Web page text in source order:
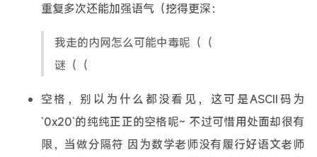
重复多次还能加强语气（挖得更深：
我走的内网怎么可能中毒呢（（
谜（（
空格，别以为什么都没看见，这可是ASCII码为
`0x20`的纯纯正正的空格呢~ 不过可惜用处面却很有
限，当做分隔符 因为数学老师没有履行好语文老师